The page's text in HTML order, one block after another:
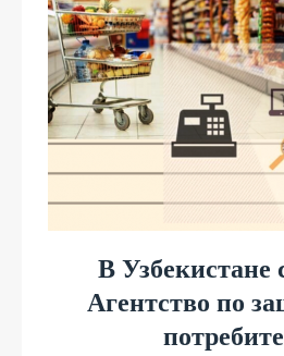
В Узбекистане
Агентство по